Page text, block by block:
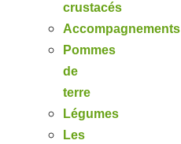
crustacés
Accompagnements
Pommes
de
terre
Légumes
Les